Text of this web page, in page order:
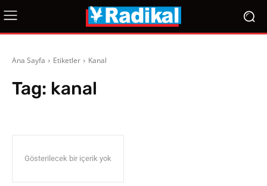
Ana Sayfa Etiketler Kanal
Tag: kanal
Gösterilecek bir içerik yok